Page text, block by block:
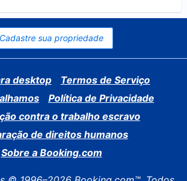
Cadastre sua propriedade
desktop
Termos de Serviço
Política de Privacidade
contra o trabalho escravo
de direitos humanos
Sobre a Booking.com